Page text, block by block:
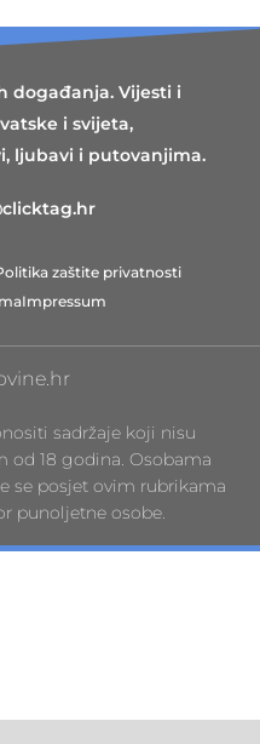
događanja. Vijesti i
i svijeta,
ljubavi i putovanjima.
zaštite privatnosti
Impressum
sadržaje koji nisu
18 godina. Osobama
se posjet ovim rubrikama
punoljetne osobe.